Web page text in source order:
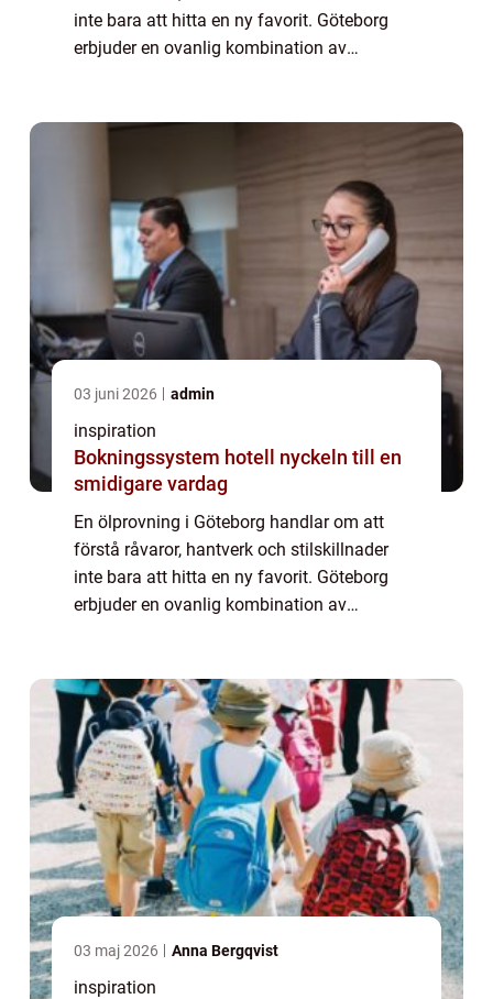
inte bara att hitta en ny favorit. Göteborg
erbjuder en ovanlig kombination av
03 juni 2026 admin
inspiration
Bokningssystem hotell nyckeln till en
smidigare vardag
En ölprovning i Göteborg handlar om att
förstå råvaror, hantverk och stilskillnader
inte bara att hitta en ny favorit. Göteborg
erbjuder en ovanlig kombination av
03 maj 2026 Anna Bergqvist
inspiration